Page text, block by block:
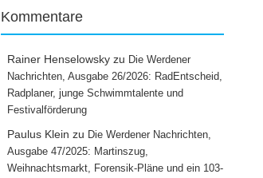
Kommentare
Rainer Henselowsky zu Die Werdener
Nachrichten, Ausgabe 26/2026: RadEntscheid,
Radplaner, junge Schwimmtalente und
Festivalförderung
Paulus Klein zu Die Werdener Nachrichten,
Ausgabe 47/2025: Martinszug,
Weihnachtsmarkt, Forensik-Pläne und ein 103-